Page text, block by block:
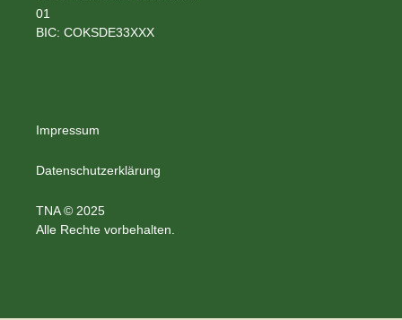
01
BIC: COKSDE33XXX
Impressum
Datenschutzerklärung
TNA © 2025
Alle Rechte vorbehalten.